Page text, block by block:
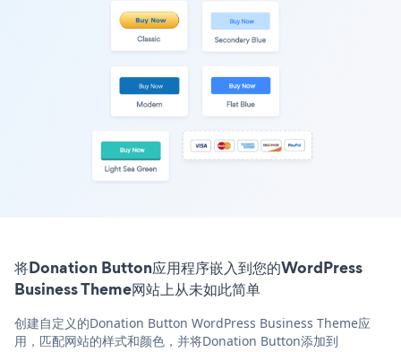
将Donation Button应用程序嵌入到您的WordPress
Business Theme网站上从未如此简单
创建自定义的Donation Button WordPress Business Theme应
用，匹配网站的样式和颜色，并将Donation Button添加到